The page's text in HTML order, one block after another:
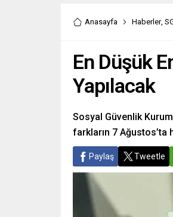
Anasayfa Haberler,
En Düşük
Yapılacak
Sosyal Güvenlik
farkların 7 Ağustos’ta
Paylaş Tweetle